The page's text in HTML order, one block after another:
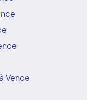
Vence